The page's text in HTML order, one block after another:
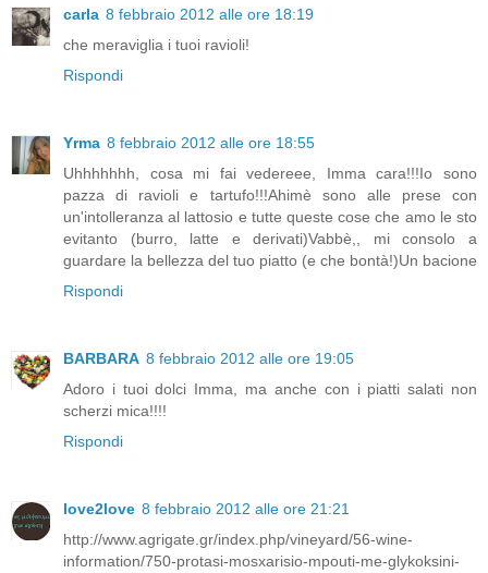
carla 8 febbraio 2012 alle ore 18:19
che meraviglia i tuoi ravioli!
Rispondi
Yrma 8 febbraio 2012 alle ore 18:55
Uhhhhhhh, cosa mi fai vedereee, Imma cara!!!Io sono
pazza di ravioli e tartufo!!!Ahimè sono alle prese con
un'intolleranza al lattosio e tutte queste cose che amo le sto
evitanto (burro, latte e derivati)Vabbè,, mi consolo a
guardare la bellezza del tuo piatto (e che bontà!)Un bacione
Rispondi
BARBARA 8 febbraio 2012 alle ore 19:05
Adoro i tuoi dolci Imma, ma anche con i piatti salati non
scherzi mica!!!!
Rispondi
love2love 8 febbraio 2012 alle ore 21:21
http://www.agrigate.gr/index.php/vineyard/56-wine-
information/750-protasi-mosxarisio-mpouti-me-glykoksini-